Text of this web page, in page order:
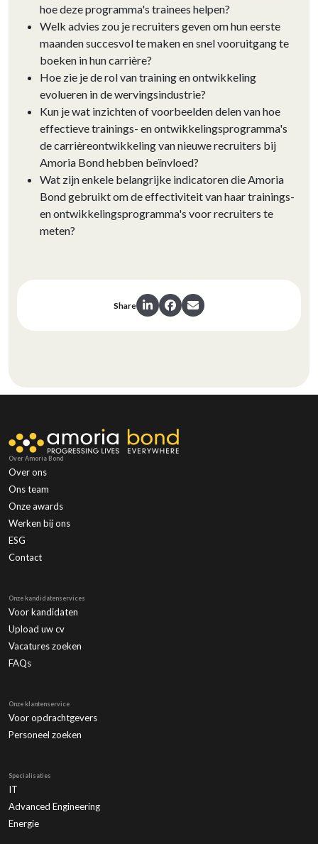
hoe deze programma's trainees helpen?
Welk advies zou je recruiters geven om hun eerste
maanden succesvol te maken en snel vooruitgang te
boeken in hun carrière?
Hoe zie je de rol van training en ontwikkeling
evolueren in de wervingsindustrie?
Kun je wat inzichten of voorbeelden delen van hoe
effectieve trainings- en ontwikkelingsprogramma's
de carrièreontwikkeling van nieuwe recruiters bij
Amoria Bond hebben beïnvloed?
Wat zijn enkele belangrijke indicatoren die Amoria
Bond gebruikt om de effectiviteit van haar trainings-
en ontwikkelingsprogramma's voor recruiters te
meten?
Share
Over Amoria Bond
Over ons
Ons team
Onze awards
Werken bij ons
ESG
Contact
Onze kandidatenservices
Voor kandidaten
Upload uw cv
Vacatures zoeken
FAQs
Onze klantenservice
Voor opdrachtgevers
Personeel zoeken
Specialisaties
IT
Advanced Engineering
Energie